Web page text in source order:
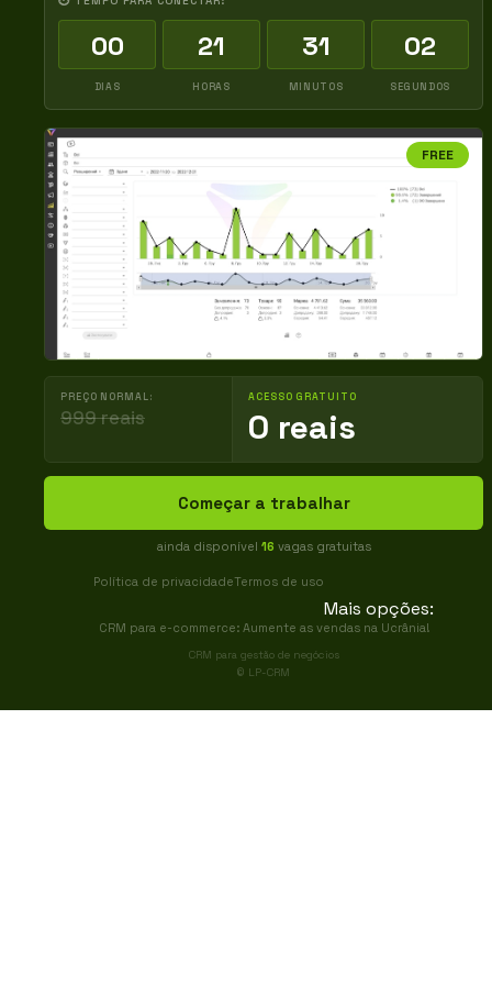
00
DIAS
21
HORAS
31
MINUTOS
01
SEGUNDOS
FREE
PREÇO NORMAL:
999 reais
ACESSO GRATUITO
0 reais
Começar a trabalhar
ainda disponível 16 vagas gratuitas
Política de privacidadeTermos de uso
Mais opções:
CRM para e-commerce: Aumente as vendas na Ucrânia!
CRM para gestão de negócios
© LP-CRM